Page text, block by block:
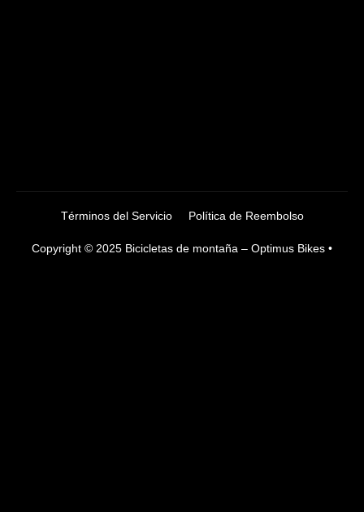
Copyright © 2025 Bicicletas de montaña – Optimus Bikes •
Términos del Servicio Política de Reembolso